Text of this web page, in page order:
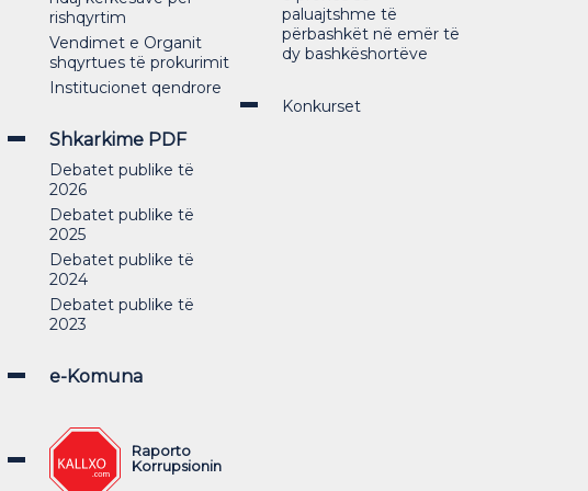
rishqyrtim
Vendimet e Organit
shqyrtues të prokurimit
Institucionet qendrore
Shkarkime PDF
Debatet publike të
2026
Debatet publike të
2025
Debatet publike të
2024
Debatet publike të
2023
e-Komuna
Raporto
Korrupsionin
paluajtshme të
përbashkët në emër të
dy bashkëshortëve
Konkurset